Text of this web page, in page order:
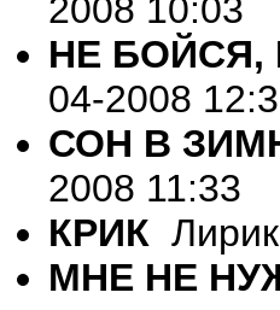
2008 10:03
НЕ БОЙСЯ,
04-2008
СОН В
2008 11:33
КРИК
МНЕ НЕ